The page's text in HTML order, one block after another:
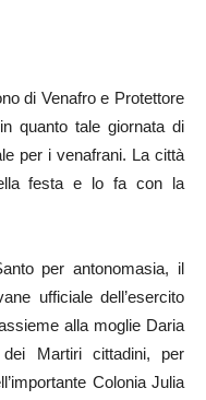
di Venafro e Protettore
quanto tale giornata di
per i venafrani. La città
festa e lo fa con la
per antonomasia, il
ufficiale dell’esercito
alla moglie Daria
Martiri cittadini, per
Colonia Julia